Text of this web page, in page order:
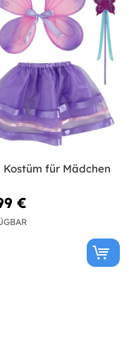
Kostüm für Mädchen
€